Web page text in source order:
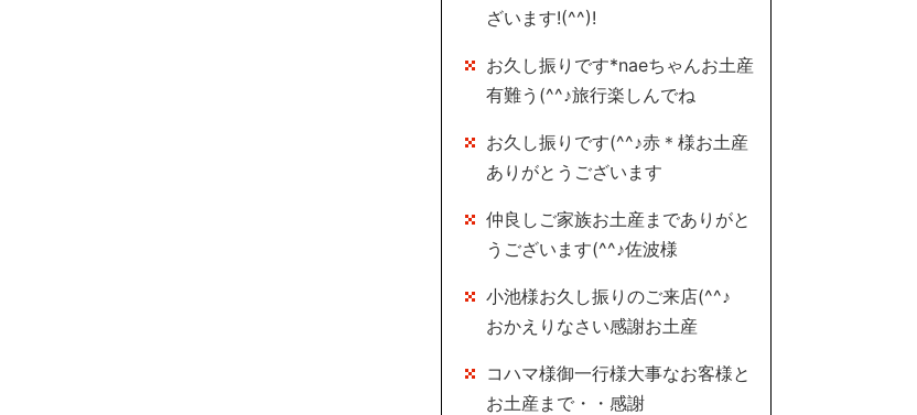
ざいます!(^^)!
お久し振りです*naeちゃんお土産
有難う(^^♪旅行楽しんでね
お久し振りです(^^♪赤＊様お土産
ありがとうございます
仲良しご家族お土産までありがと
うございます(^^♪佐波様
小池様お久し振りのご来店(^^♪
おかえりなさい感謝お土産
コハマ様御一行様大事なお客様と
お土産まで・・感謝